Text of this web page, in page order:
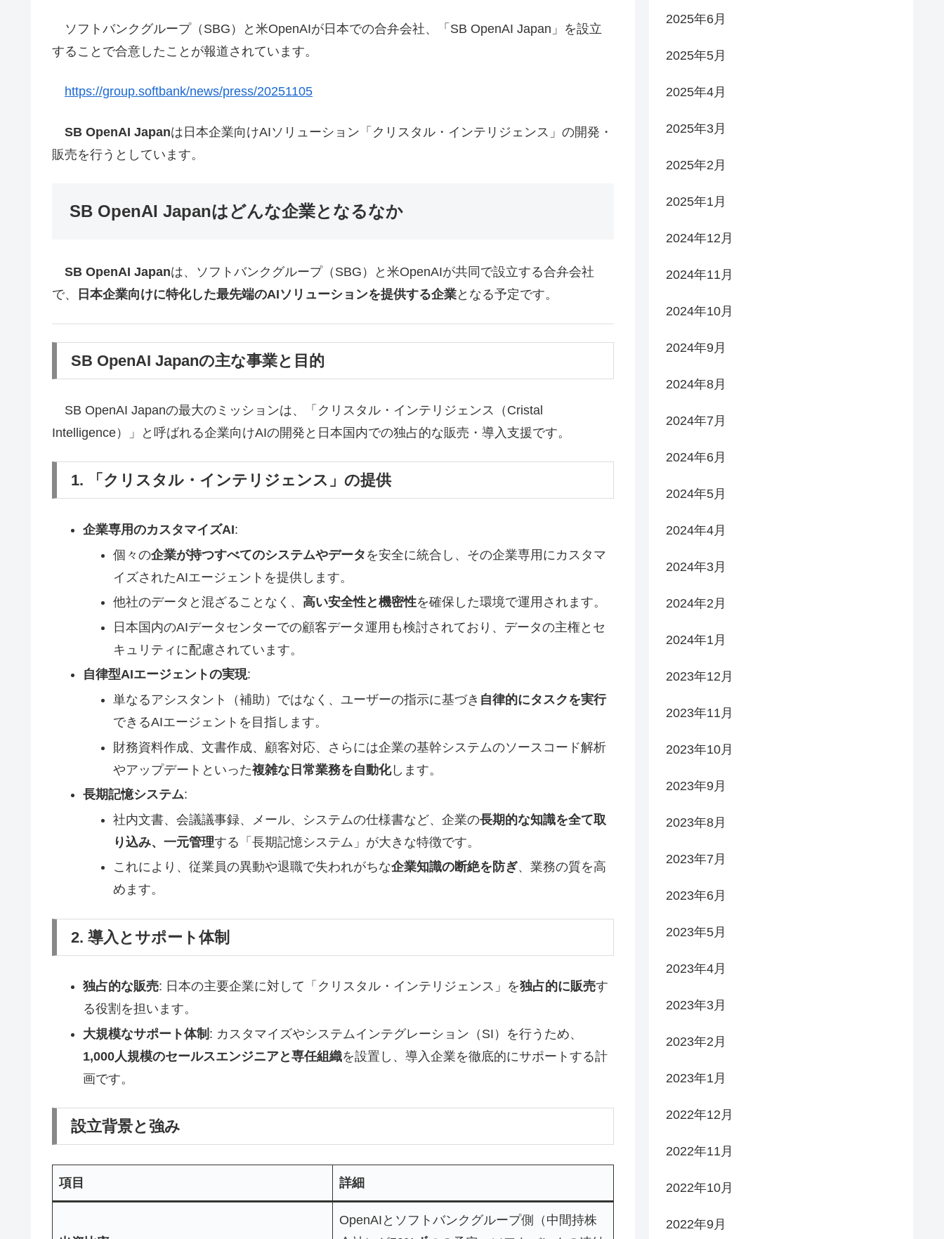
ソフトバンクグループ（SBG）と米OpenAIが日本での合弁会社、「SB OpenAI Japan」を設立
することで合意したことが報道されています。
https://group.softbank/news/press/20251105
SB OpenAI Japanは日本企業向けAIソリューション「クリスタル・インテリジェンス」の開発・
販売を行うとしています。
SB OpenAI Japanはどんな企業となるなか
SB OpenAI Japanは、ソフトバンクグループ（SBG）と米OpenAIが共同で設立する合弁会社
で、
日本企業向けに特化した最先端のAIソリューションを提供する企業となる予定です。
SB OpenAI Japanの主な事業と目的
SB OpenAI Japanの最大のミッションは、「クリスタル・インテリジェンス（Cristal
Intelligence）」と呼ばれる企業向けAIの開発と日本国内での独占的な販売・導入支援です。
1. 「クリスタル・インテリジェンス」の提供
企業専用のカスタマイズAI:
個々の企業が持つすべてのシステムやデータ を安全に統合し、その企業専用にカスタマ
イズされたAIエージェントを提供します。
他社のデータと混ざることなく、高い安全性と機密性を確保した環境で運用されます。
日本国内のAIデータセンターでの顧客データ運用も検討されており、データの主権とセ
キュリティに配慮されています。
自律型AIエージェントの実現:
単なるアシスタント（補助）ではなく、ユーザーの指示に基づき 自律的にタスクを実行
できるAIエージェントを目指します。
財務資料作成、文書作成、顧客対応、さらには企業の基幹システムのソースコード解析
やアップデートといった複雑な日常業務を自動化します。
長期記憶システム:
社内文書、会議議事録、メール、システムの仕様書など、企業の長期的な知識を全て取
り込み、一元管理する「長期記憶システム」が大きな特徴です。
これにより、従業員の異動や退職で失われがちな企業知識の断絶を防ぎ、業務の質を高
めます。
2. 導入とサポート体制
独占的な販売: 日本の主要企業に対して「クリスタル・インテリジェンス」を独占的に販売す
る役割を担います。
大規模なサポート体制 : カスタマイズやシステムインテグレーション（SI）を行うため、
1,000人規模のセールスエンジニアと専任組織を設置し、導入企業を徹底的にサポートする計
画です。
設立背景と強み
項目 詳細
OpenAIとソフトバンクグループ側（中間持株
2025年6月
2025年5月
2025年4月
2025年3月
2025年2月
2025年1月
2024年12月
2024年11月
2024年10月
2024年9月
2024年8月
2024年7月
2024年6月
2024年5月
2024年4月
2024年3月
2024年2月
2024年1月
2023年12月
2023年11月
2023年10月
2023年9月
2023年8月
2023年7月
2023年6月
2023年5月
2023年4月
2023年3月
2023年2月
2023年1月
2022年12月
2022年11月
2022年10月
2022年9月